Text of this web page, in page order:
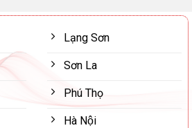
Lạng Sơn
Sơn La
Phú Thọ
Hà Nội